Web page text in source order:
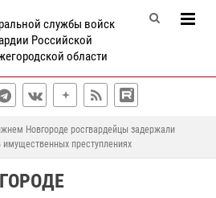
службы войск
Российской
области
Новгороде росгвардейцы задержали
преступлениях